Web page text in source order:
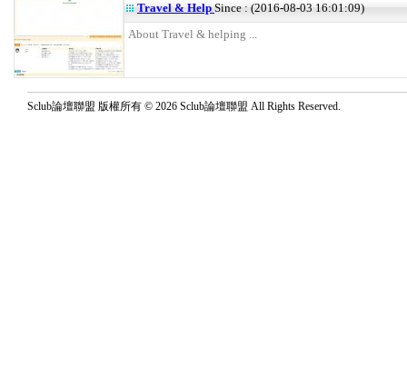
Travel & Help Since : (2016-08-03 16:01:09)
About Travel & helping ...
Sclub論壇聯盟 版權所有 © 2026 Sclub論壇聯盟 All Rights Reserved.